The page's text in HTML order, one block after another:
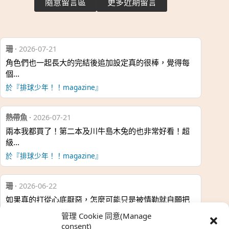
管理 Cookie 同意(Manage
consent)
珊· 2026-07-21
角色們也一起長大的完結後追加設定真的很棒，覺得每
個…
於『排球少年！！magazine』
熱帶魚 · 2026-07-21
兩本我都買了！第二本及川牛島木兔的也非常好看！超
級…
於『排球少年！！magazine』
珊· 2026-06-22
如果真的打從心底厭惡，怎麼可能只是被情勒就自願把